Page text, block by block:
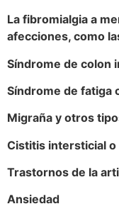
La fibromialgia a
afecciones, como
Síndrome de colon
Síndrome de fatiga
Migraña y otros
Cistitis intersticial
Trastornos de la
Ansiedad